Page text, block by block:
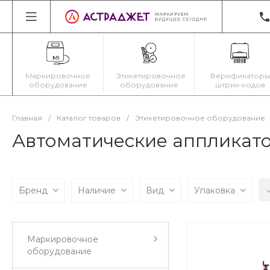
Маркировочное
оборудование
Этикетировочное
оборудование
Верификаторы
штрих-кодов
Главная / Каталог товаров / Этикетировочное оборудование
Автоматические
Бренд Наличие Вид Упаковка
Маркировочное
оборудование